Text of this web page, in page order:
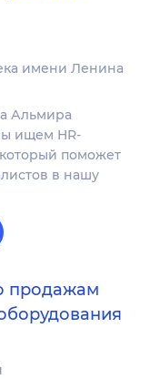
имени Ленина
Альмира
ищем HR-
поможет
в нашу
продажам